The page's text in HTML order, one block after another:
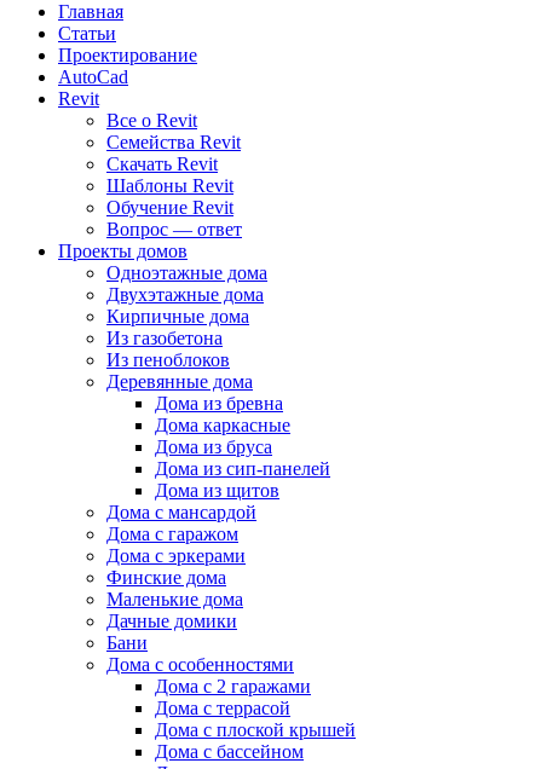
Главная
Статьи
Проектирование
AutoCad
Revit
Все о Revit
Семейства Revit
Скачать Revit
Шаблоны Revit
Обучение Revit
Вопрос — ответ
Проекты домов
Одноэтажные дома
Двухэтажные дома
Кирпичные дома
Из газобетона
Из пеноблоков
Деревянные дома
Дома из бревна
Дома каркасные
Дома из бруса
Дома из сип-панелей
Дома из щитов
Дома с мансардой
Дома с гаражом
Дома с эркерами
Финские дома
Маленькие дома
Дачные домики
Бани
Дома с особенностями
Дома с 2 гаражами
Дома с террасой
Дома с плоской крышей
Дома с бассейном